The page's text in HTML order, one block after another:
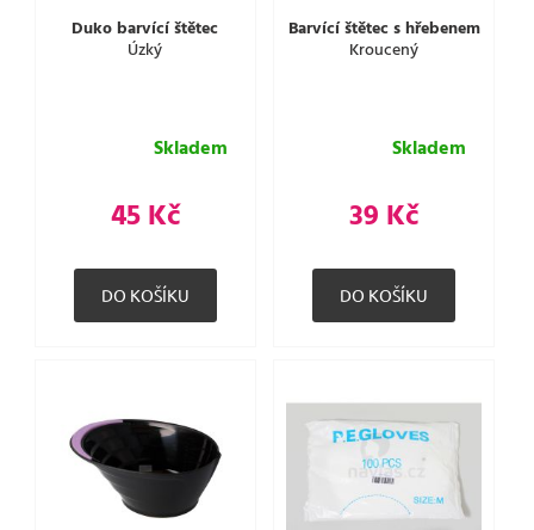
Duko barvící štětec
Úzký
Skladem
45 Kč
Barvící štětec s hřebenem
Kroucený
Skladem
39 Kč